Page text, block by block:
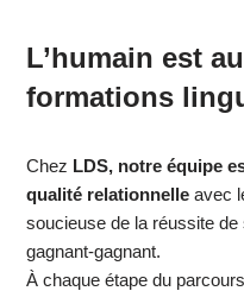
L’humain est
formations
Chez LDS, notre équipe
qualité relationnelle avec
soucieuse de la réussite de
gagnant-gagnant.
À chaque étape du